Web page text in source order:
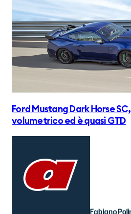
Ford Mustang Dark Horse
volumetrico ed è quasi GTD
Fabiano